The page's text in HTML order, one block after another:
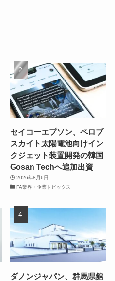
セイコーエプソン、ペロブ
スカイト太陽電池向けイン
クジェット装置開発の韓国
Gosan Techへ追加出資
2026年8月6日
FA業界・企業トピックス
ダノンジャパン、群馬県館